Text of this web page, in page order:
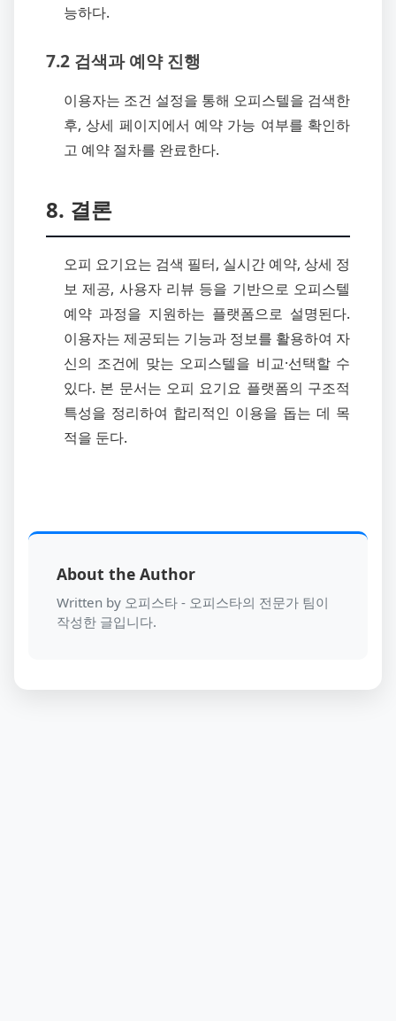
능하다.
7.2 검색과 예약 진행
이용자는 조건 설정을 통해 오피스텔을 검색한
후, 상세 페이지에서 예약 가능 여부를 확인하
고 예약 절차를 완료한다.
8. 결론
오피 요기요는 검색 필터, 실시간 예약, 상세 정
보 제공, 사용자 리뷰 등을 기반으로 오피스텔
예약 과정을 지원하는 플랫폼으로 설명된다.
이용자는 제공되는 기능과 정보를 활용하여 자
신의 조건에 맞는 오피스텔을 비교·선택할 수
있다. 본 문서는 오피 요기요 플랫폼의 구조적
특성을 정리하여 합리적인 이용을 돕는 데 목
적을 둔다.
About the Author
Written by 오피스타 - 오피스타의 전문가 팀이
작성한 글입니다.